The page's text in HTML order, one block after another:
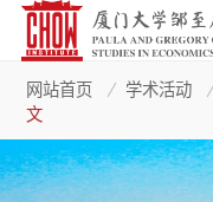
网站首页 学术活动
文